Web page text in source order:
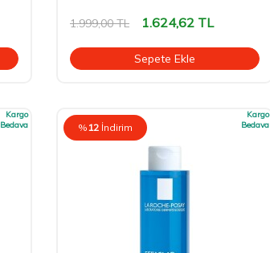
1.999,00TL 1.624,62TL
Sepete Ekle
Kargo
Bedava
%12 İndirim
Kargo
Bedava